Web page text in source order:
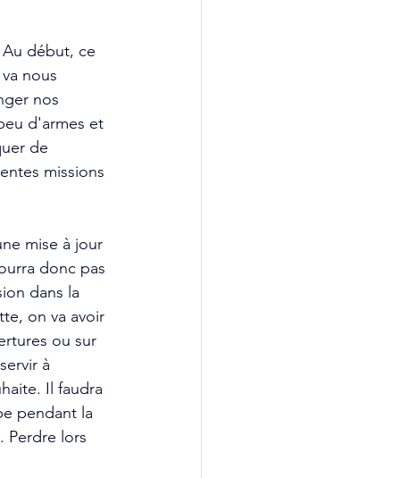
début, ce
nous
nos
d'armes et
de
missions
mise à jour
donc pas
dans la
on va avoir
ou sur
à
Il faudra
pendant la
Perdre lors